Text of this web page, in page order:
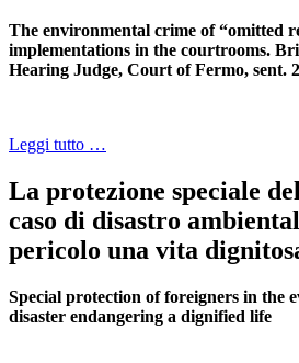
The environmental crime of “omitted
implementations in the courtrooms.
Hearing Judge, Court of Fermo, sent.
Leggi tutto …
La protezione speciale
caso di disastro
pericolo una vita
Special protection of foreigners in the
disaster endangering a dignified life